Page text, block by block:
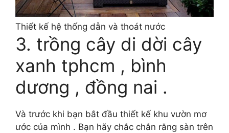
Thiết kế hệ thống dẫn và thoát nước
3. trồng cây di dời cây
xanh tphcm , bình
dương , đồng nai .
Và trước khi bạn bắt đầu thiết kế khu vườn mơ
ước của mình . Bạn hãy chắc chắn rằng sàn trên